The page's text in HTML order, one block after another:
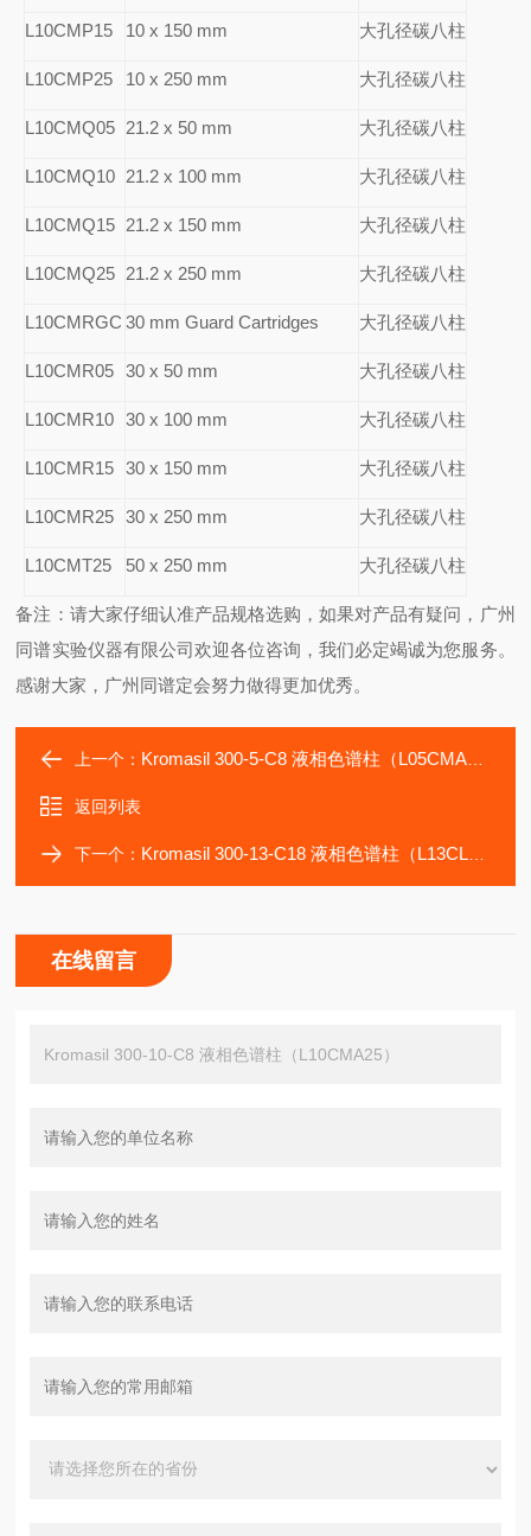
L10CMP15 10 x 150 mm 大孔径碳八柱
L10CMP25 10 x 250 mm 大孔径碳八柱
L10CMQ05 21.2 x 50 mm 大孔径碳八柱
L10CMQ10 21.2 x 100 mm 大孔径碳八柱
L10CMQ15 21.2 x 150 mm 大孔径碳八柱
L10CMQ25 21.2 x 250 mm 大孔径碳八柱
L10CMRGC 30 mm Guard Cartridges 大孔径碳八柱
L10CMR05 30 x 50 mm 大孔径碳八柱
L10CMR10 30 x 100 mm 大孔径碳八柱
L10CMR15 30 x 150 mm 大孔径碳八柱
L10CMR25 30 x 250 mm 大孔径碳八柱
L10CMT25 50 x 250 mm 大孔径碳八柱
备注：请大家仔细认准产品规格选购，如果对产品有疑问，广州
同谱实验仪器有限公司欢迎各位咨询，我们必定竭诚为您服务。
感谢大家，广州同谱定会努力做得更加优秀。
上一个： Kromasil 300-5-C8 液相色谱柱（L05CMA25）
返回列表
下一个： Kromasil 300-13-C18 液相色谱柱（L13CLA25）
在线留言